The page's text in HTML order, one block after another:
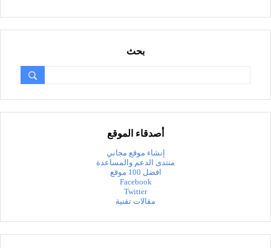
بحث
أصدقاء الموقع
إنشاء موقع مجاني
منتدى الدعم والمساعدة
افضل 100 موقع
Facebook
Twitter
مقالات تقنية